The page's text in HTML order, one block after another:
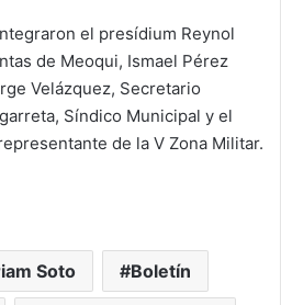
el presídium Reynol
de Meoqui, Ismael Pérez
Velázquez, Secretario
Síndico Municipal y el
de la V Zona Militar.
Soto Boletín